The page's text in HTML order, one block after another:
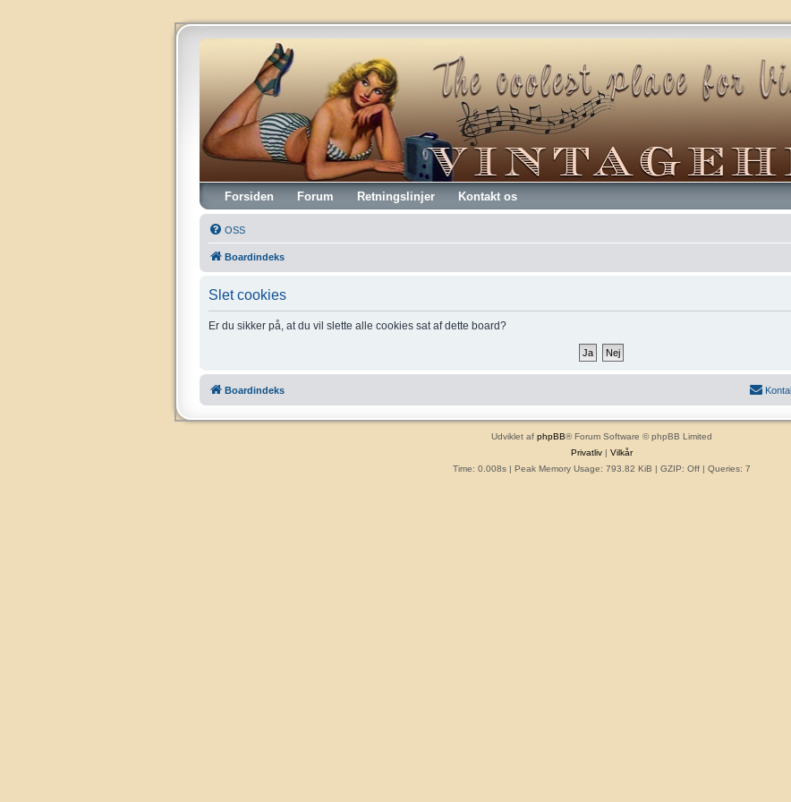
Vintagehifi.dk
Forsiden Forum Retningslinjer Kontakt os
OSS
Boardindeks
Slet cookies
Er du sikker på, at du vil slette alle cookies sat af dette board?
Boardindeks
Udviklet af phpBB® Forum Software © phpBB Limited
Privatliv| Vilkår
Time: 0.008s| Peak Memory Usage: 793.82 KiB | GZIP: Off | Queries: 7